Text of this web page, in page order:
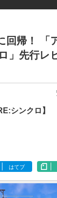
回帰！ 「
」先行レ
シンクロ】
はてブ